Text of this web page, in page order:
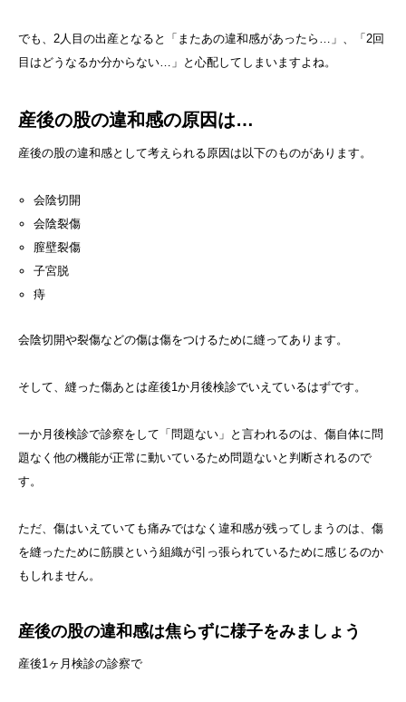
でも、2人目の出産となると「またあの違和感があったら…」、「2回
目はどうなるか分からない…」と心配してしまいますよね。
産後の股の違和感の原因は…
産後の股の違和感として考えられる原因は以下のものがあります。
会陰切開
会陰裂傷
膣壁裂傷
子宮脱
痔
会陰切開や裂傷などの傷は傷をつけるために縫ってあります。
そして、縫った傷あとは産後1か月後検診でいえているはずです。
一か月後検診で診察をして「問題ない」と言われるのは、傷自体に問
題なく他の機能が正常に動いているため問題ないと判断されるので
す。
ただ、傷はいえていても痛みではなく違和感が残ってしまうのは、傷
を縫ったために筋膜という組織が引っ張られているために感じるのか
もしれません。
産後の股の違和感は焦らずに様子をみましょう
産後1ヶ月検診の診察で